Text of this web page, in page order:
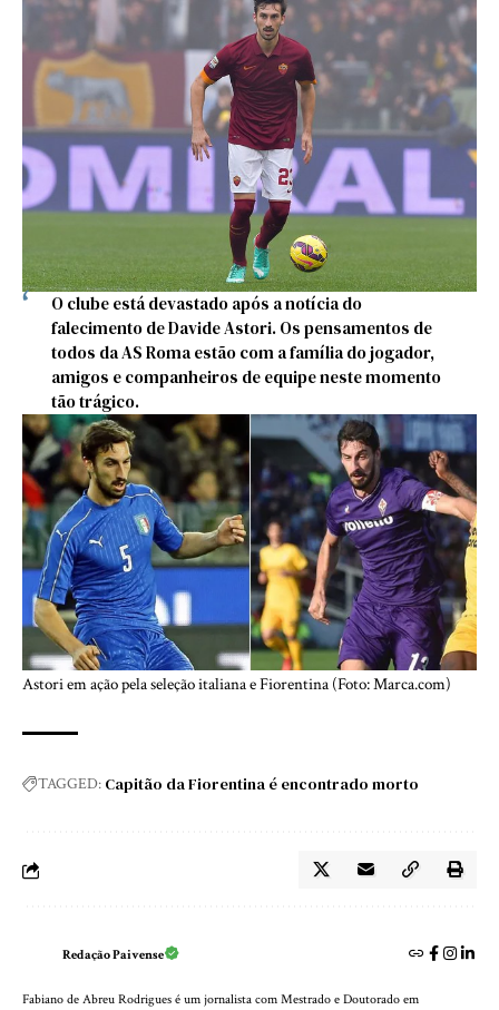
O clube está devastado após a notícia do
falecimento de Davide Astori. Os pensamentos de
todos da AS Roma estão com a família do jogador,
amigos e companheiros de equipe neste momento
tão trágico.
Astori em ação pela seleção italiana e Fiorentina (Foto: Marca.com)
TAGGED: Capitão da Fiorentina é encontrado morto
Redação Paivense
Fabiano de Abreu Rodrigues é um jornalista com Mestrado e Doutorado em